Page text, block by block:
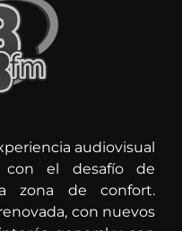
audiovisual
el desafío de
zona de confort.
con nuevos